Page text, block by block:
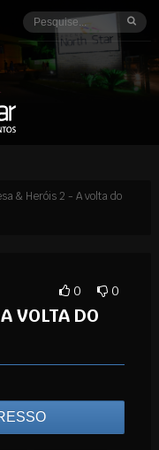
& Heróis 2 - A volta do
0 0
VOLTA DO